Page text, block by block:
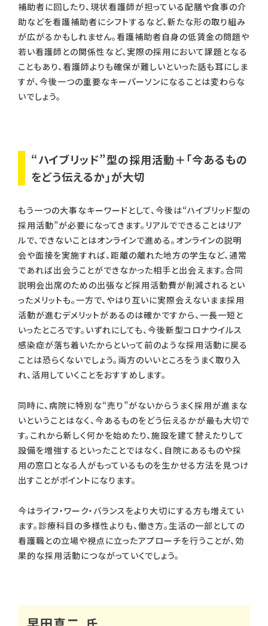
補助者に回したり、現状看護師が担っている配膳や食事の介
助などを看護補助者にシフトするなど、新たな形の取り組み
が広がるかもしれません。看護補助者自身の低賃金の問題や
若い看護師との関係性など、実際の採用において課題となる
こともあり、看護師よりも確保が難しいといった話も耳にしま
すが、今後一つの重要なキーパーソンになることは変わらな
いでしょう。
“ハイブリッド”型の採用活動＋「今あるもの
をどう伝えるか」が大切
もう一つの大事なキーワードとして、今後は“ハイブリッド型の
採用活動”が必要になってきます。リアルでできることはリア
ルで、できないことはオンラインで進める。オンラインの説明
会や面接を実施すれば、距離の離れた地方の学生など、通常
であれば出会うことができなかった相手と出会えます。合同
説明会出席のための出張など採用活動費が削減されるとい
ったメリットも。一方で、やはり互いに実際会えないまま採用
活動が進むデメリットがあるのは確かですから、一長一短と
いったところです。いずれにしても、今後新型コロナウイルス
感染症が落ち着いたからといって前のような採用活動に戻る
ことは恐らくないでしょう。両方のいいところをうまく取り入
れ、活用していくことをおすすめします。
同時に、病院に特別な“売り”がないからうまく採用が進まな
いということはなく、今あるものをどう伝えるかが最も大切で
す。これから新しく何かを始めたり、施設を建て替えたりして
設備を増強するといったことではなく、自院にあるものや採
用の窓口となる人がもっているものを生かせる方法を見つけ
出すことがポイントになります。
今はライフ・ワーク・バランスをより大切にする方も増えてい
ます。診療科目の多様性よりも、働き方。生活の一部としての
看護職との立場や視点に立ったアプローチを行うことが、効
果的な採用活動につながっていくでしょう。